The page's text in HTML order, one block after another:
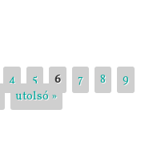
eredmények tartalommal
4 5 6 7 8
9
utolsó »